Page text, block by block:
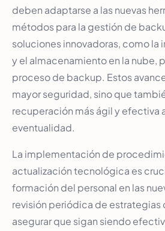
deben adaptarse a las nuevas
métodos para la gestión de
soluciones innovadoras, como la
y el almacenamiento en la nube,
proceso de backup. Estos
mayor seguridad, sino que
recuperación más ágil y efectiva
eventualidad.
La implementación de
actualización tecnológica es
formación del personal en las
revisión periódica de estrategias
asegurar que sigan siendo